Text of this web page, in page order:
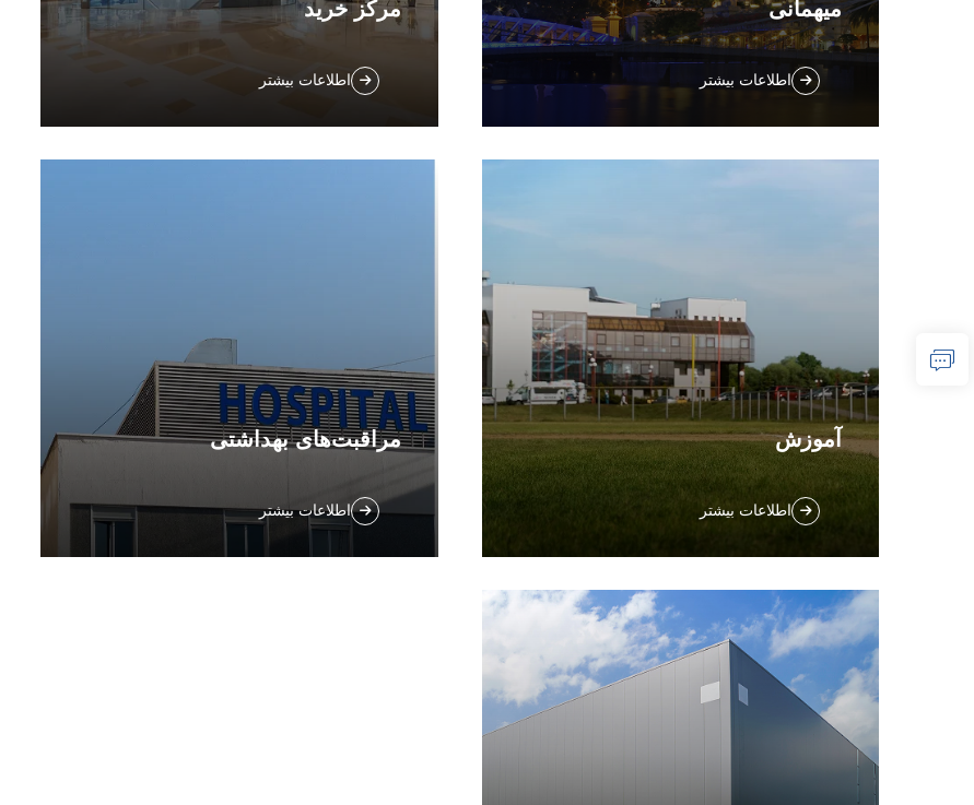
میهمانی
K1 VAC (ربات جاروبرقی خودکار) می‌تواند بدون
آزار مهمانان لابی و راهروهای هتل را تمیز کند.
اطلاعات بیشتر
مرکز خرید
دستگاه‌های شست‌وشوی کف تجاری، تمیزکاری
از مساحت‌های گسترده را بر عهده می‌گیرند،
اطلاعات بیشتر
آموزش
تجهیزات تمیزکاری خود را در مدارس و
دانشگاه‌ها به‌روز کنید. روبات‌های ما برای مناطق
هستند. مزایای آن را کشف کنید.
اطلاعات بیشتر
مراقبت‌های بهداشتی
درمانی با ربات‌های خودکار شست‌وشوی ما.
نگهداری مداوم از تمیزی و تضمین کیفیت
اطلاعات بیشتر